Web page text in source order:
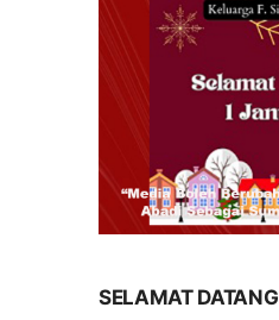
SELAMAT DATANG